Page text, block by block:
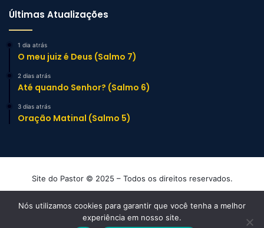
Últimas Atualizações
1 dia atrás
O meu juiz é Deus (Salmo 7)
2 dias atrás
Até quando Senhor? (Salmo 6)
3 dias atrás
Oração Matinal (Salmo 5)
Site do Pastor © 2025 – Todos os direitos reservados.
Nós utilizamos cookies para garantir que você tenha a melhor
experiência em nosso site.